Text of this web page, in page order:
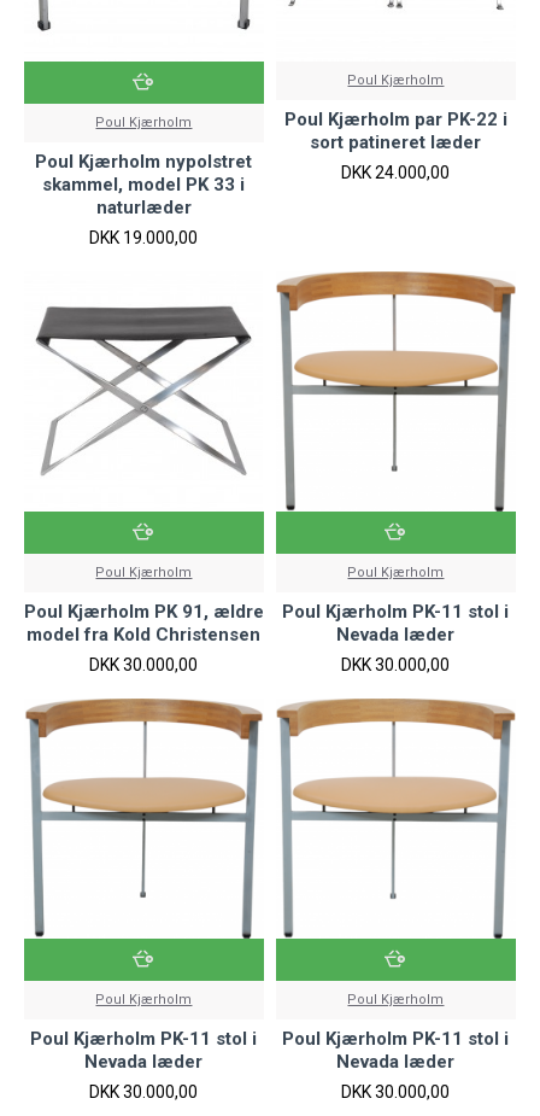
Poul Kjærholm
Poul Kjærholm nypolstret
skammel, model PK 33 i
naturlæder
DKK 19.000,00
Poul Kjærholm
Poul Kjærholm par PK-22 i
sort patineret læder
DKK 24.000,00
Poul Kjærholm
Poul Kjærholm PK 91, ældre
model fra Kold Christensen
DKK 30.000,00
Poul Kjærholm
Poul Kjærholm PK-11 stol i
Nevada læder
DKK 30.000,00
Poul Kjærholm
Poul Kjærholm PK-11 stol i
Nevada læder
DKK 30.000,00
Poul Kjærholm
Poul Kjærholm PK-11 stol i
Nevada læder
DKK 30.000,00